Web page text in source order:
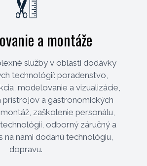
a montáže
služby v oblasti dodávky
technológií: poradenstvo,
modelovanie a vizualizácie,
prístrojov a gastronomických
zaškolenie personálu,
odborný záručný a
na nami dodanú technológiu,
dopravu.